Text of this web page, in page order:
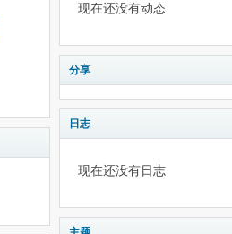
现在还没有动态
分享
日志
现在还没有日志